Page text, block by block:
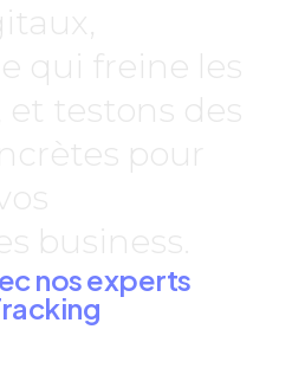
qui freine les
et testons des
pour
business.
nos experts